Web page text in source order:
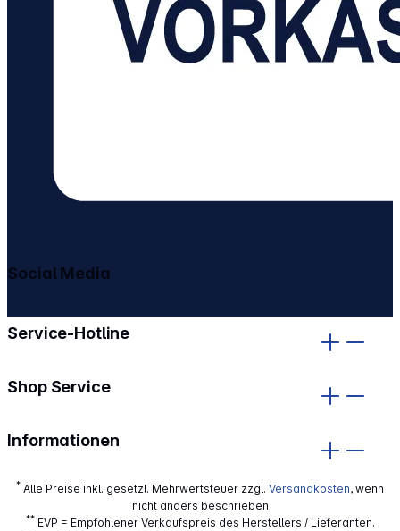
Service-Hotline
Shop Service
Informationen
Social Media
* Alle Preise inkl. gesetzl. Mehrwertsteuer zzgl. Versandkosten, wenn
nicht anders beschrieben
**EVP = Empfohlener Verkaufspreis des Herstellers / Lieferanten.